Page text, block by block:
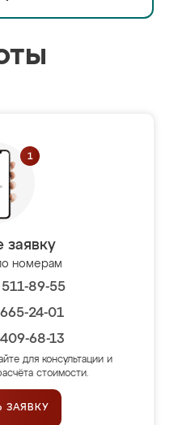
заявку
номерам
89-55
24-01
68-13
для консультации и
стоимости.
ЗАЯВКУ